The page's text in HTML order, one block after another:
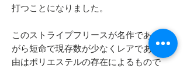
打つことになりました。
このストライプフリースが名作でありな
がら短命で現存数が少なくレアである理
由はポリエステルの存在によるもので